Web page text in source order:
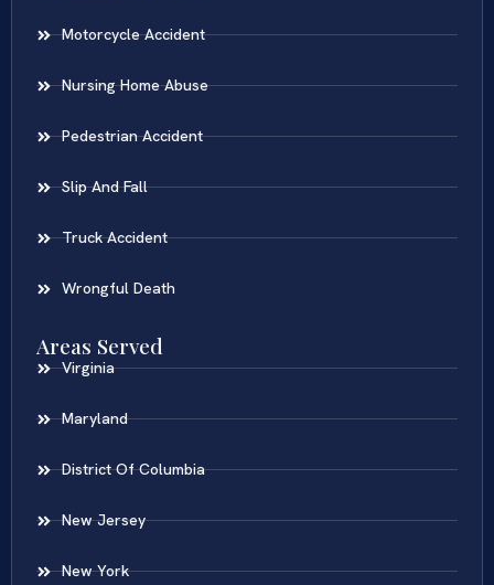
Motorcycle Accident
Nursing Home Abuse
Pedestrian Accident
Slip And Fall
Truck Accident
Wrongful Death
Areas Served
Virginia
Maryland
District Of Columbia
New Jersey
New York